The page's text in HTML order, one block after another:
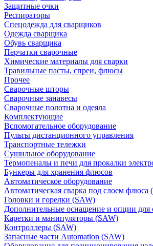
Защитные очки
Респираторы
Спецодежда для сварщиков
Одежда сварщика
Обувь сварщика
Перчатки сварочные
Химические материалы для сварки
Травильные пасты, спреи, флюсы
Прочее
Сварочные шторы
Сварочные занавесы
Сварочные полотна и одеяла
Комплектующие
Вспомогательное оборудование
Пульты дистанционного управления
Транспортные тележки
Сушильное оборудование
Термопеналы и печи для прокалки
Бункеры для хранения флюсов
Автоматическое оборудование
Автоматическая сварка под слоем флюса
Головки и горелки (SAW)
Дополнительные оснащение и опции для
Каретки и манипуляторы (SAW)
Контроллеры (SAW)
Запасные части Automation (SAW)